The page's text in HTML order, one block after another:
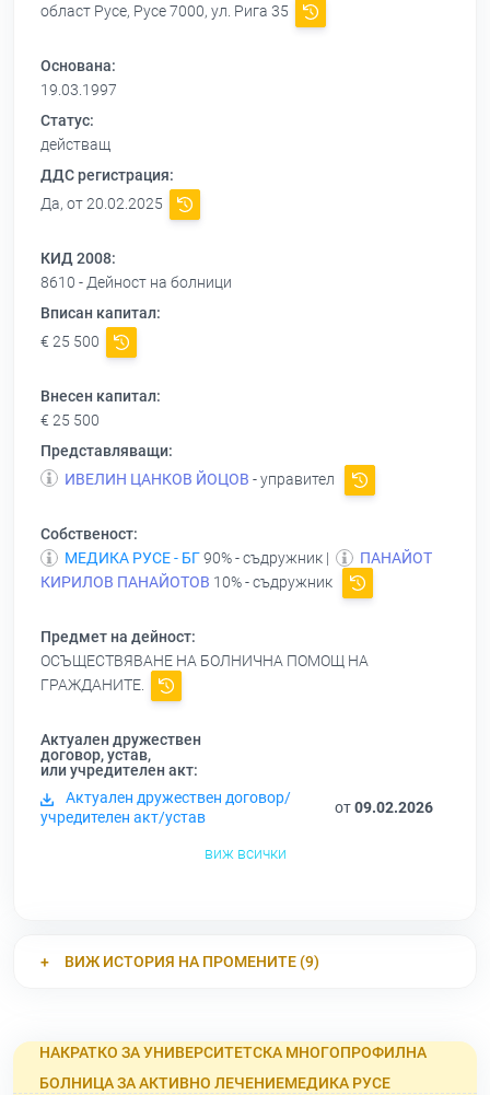
област Русе, Русе 7000, ул. Рига 35
Основана:
19.03.1997
Статус:
действащ
ДДС регистрация:
Да, от 20.02.2025
КИД 2008:
8610 - Дейност на болници
Вписан капитал:
€ 25 500
Внесен капитал:
€ 25 500
Представляващи:
ИВЕЛИН ЦАНКОВ ЙОЦОВ - управител
Собственост:
МЕДИКА РУСЕ - БГ90% - съдружник |
ПАНАЙОТ
КИРИЛОВ ПАНАЙОТОВ 10% - съдружник
Предмет на дейност:
ОСЪЩЕСТВЯВАНЕ НА БОЛНИЧНА ПОМОЩ НА
ГРАЖДАНИТЕ.
Актуален дружествен
договор, устав,
или учредителен акт:
Актуален дружествен договор/
учредителен акт/устав
от09.02.2026
виж всички
ВИЖ ИСТОРИЯ НА ПРОМЕНИТЕ (9)
НАКРАТКО ЗА УНИВЕРСИТЕТСКА МНОГОПРОФИЛНА
БОЛНИЦА ЗА АКТИВНО ЛЕЧЕНИЕМЕДИКА РУСЕ